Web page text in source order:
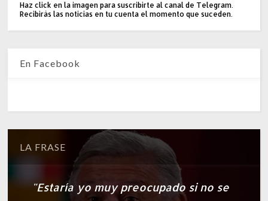
Haz click en la imagen para suscribirte al canal de Telegram.
Recibirás las noticias en tu cuenta el momento que suceden.
En Facebook
LA FRASE
"Estaría yo muy preocupado si no se